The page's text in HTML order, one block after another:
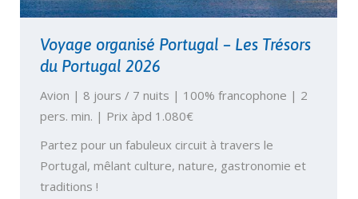
Voyage organisé Portugal – Les Trésors
du Portugal 2026
Avion | 8 jours / 7 nuits | 100% francophone | 2
pers. min. | Prix àpd 1.080€
Partez pour un fabuleux circuit à travers le
Portugal, mêlant culture, nature, gastronomie et
traditions !